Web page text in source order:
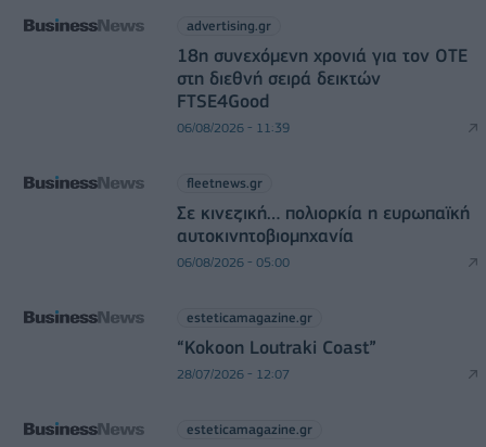
advertising.gr
18η συνεχόμενη χρονιά για τον ΟΤΕ
στη διεθνή σειρά δεικτών
FTSE4Good
06/08/2026 - 11:39
fleetnews.gr
Σε κινεζική… πολιορκία η ευρωπαϊκή
αυτοκινητοβιομηχανία
06/08/2026 - 05:00
esteticamagazine.gr
“Kokoon Loutraki Coast”
28/07/2026 - 12:07
esteticamagazine.gr